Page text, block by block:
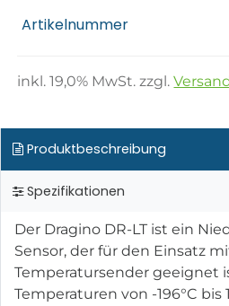
Artikelnummer
inkl.19,0% MwSt. zzgl.
Produktbeschreibung
Spezifikationen
Der Dragino DR-LT ist ein
Sensor, der für den Einsatz
Temperatursender geeignet
Temperaturen von -196°C bis